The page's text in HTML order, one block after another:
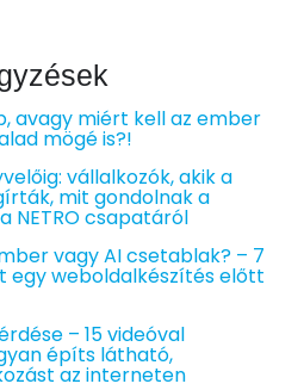
avagy miért kell az ember
mögé is?!
vállalkozók, akik a
mit gondolnak a
NETRO csapatáról
vagy AI csetablak? – 7
egy weboldalkészítés előtt
– 15 videóval
építs látható,
az interneten